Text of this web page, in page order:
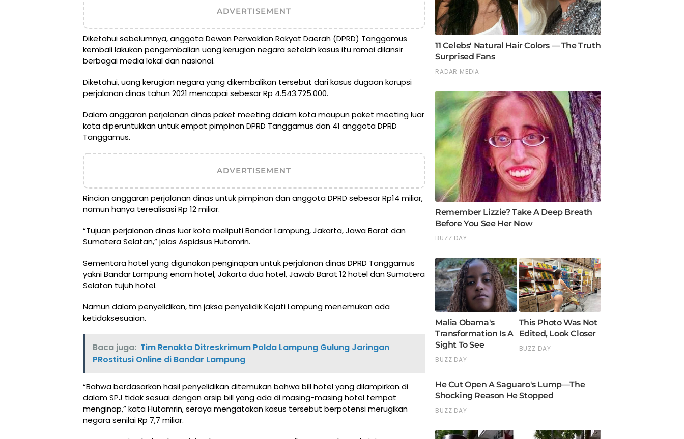
ADVERTISEMENT
Diketahui sebelumnya, anggota Dewan Perwakilan Rakyat Daerah (DPRD) Tanggamus
kembali lakukan pengembalian uang kerugian negara setelah kasus itu ramai dilansir
berbagai media lokal dan nasional.
Diketahui, uang kerugian negara yang dikembalikan tersebut dari kasus dugaan korupsi
perjalanan dinas tahun 2021 mencapai sebesar Rp 4.543.725.000.
Dalam anggaran perjalanan dinas paket meeting dalam kota maupun paket meeting luar
kota diperuntukkan untuk empat pimpinan DPRD Tanggamus dan 41 anggota DPRD
Tanggamus.
ADVERTISEMENT
Rincian anggaran perjalanan dinas untuk pimpinan dan anggota DPRD sebesar Rp14 miliar,
namun hanya terealisasi Rp 12 miliar.
“Tujuan perjalanan dinas luar kota meliputi Bandar Lampung, Jakarta, Jawa Barat dan
Sumatera Selatan,” jelas Aspidsus Hutamrin.
Sementara hotel yang digunakan penginapan untuk perjalanan dinas DPRD Tanggamus
yakni Bandar Lampung enam hotel, Jakarta dua hotel, Jawab Barat 12 hotel dan Sumatera
Selatan tujuh hotel.
Namun dalam penyelidikan, tim jaksa penyelidik Kejati Lampung menemukan ada
ketidaksesuaian.
Baca juga: Tim Renakta Ditreskrimum Polda Lampung Gulung Jaringan
PRostitusi Online di Bandar Lampung
“Bahwa berdasarkan hasil penyelidikan ditemukan bahwa bill hotel yang dilampirkan di
dalam SPJ tidak sesuai dengan arsip bill yang ada di masing-masing hotel tempat
menginap,” kata Hutamrin, seraya mengatakan kasus tersebut berpotensi merugikan
negara senilai Rp 7,7 miliar.